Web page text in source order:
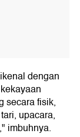
dengan
secara fisik,
upacara,
imbuhnya.